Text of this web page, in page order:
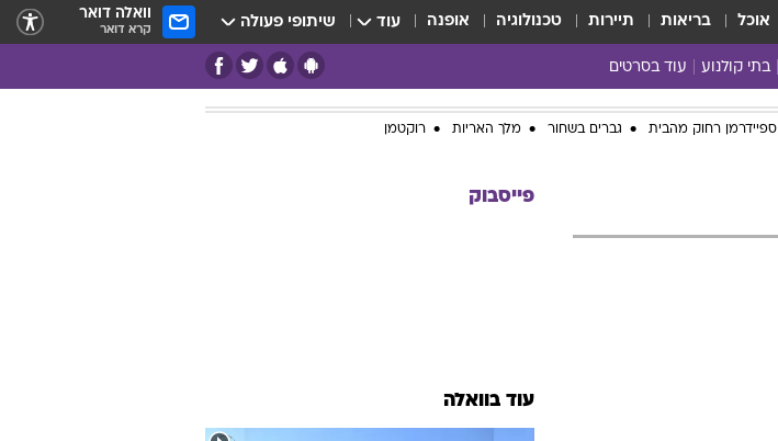
אוכל בריאות תיירות טכנולוגיה אופנה עוד שיתופי פעולה וואלה דואר
קרא דואר
בתי קולנוע עוד בסרטים
כל הסרטים
ספיידרמן רחוק מהבית גברים בשחור מלך האריות רוקטמן
פייסבוק
עוד בוואלה